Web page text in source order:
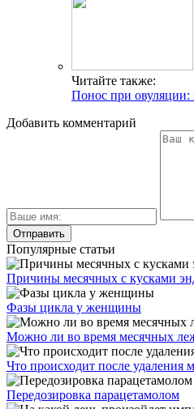
Читайте также:
Понос при
Добавить комментарий
Популярные статьи
Причины месячных с кусками
Фазы цикла у женщины
Можно ли во время месячных
Что происходит после удаления
Передозировка парацетамолом